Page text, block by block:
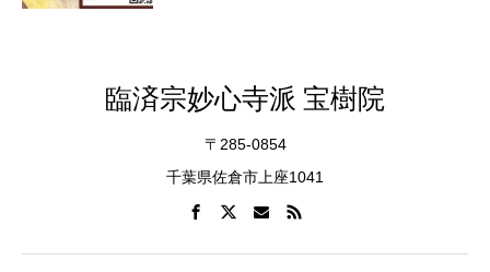
臨済宗妙心寺派 宝樹院
〒285-0854
千葉県佐倉市上座1041